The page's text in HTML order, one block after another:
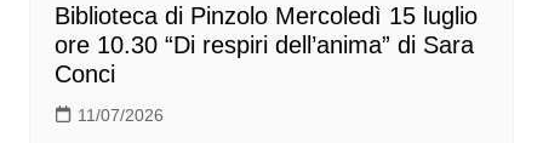
Biblioteca di Pinzolo Mercoledì 15 luglio
ore 10.30 “Di respiri dell’anima” di Sara
Conci
11/07/2026